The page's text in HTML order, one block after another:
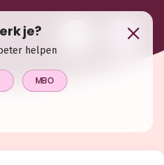
je?
helpen
MBO